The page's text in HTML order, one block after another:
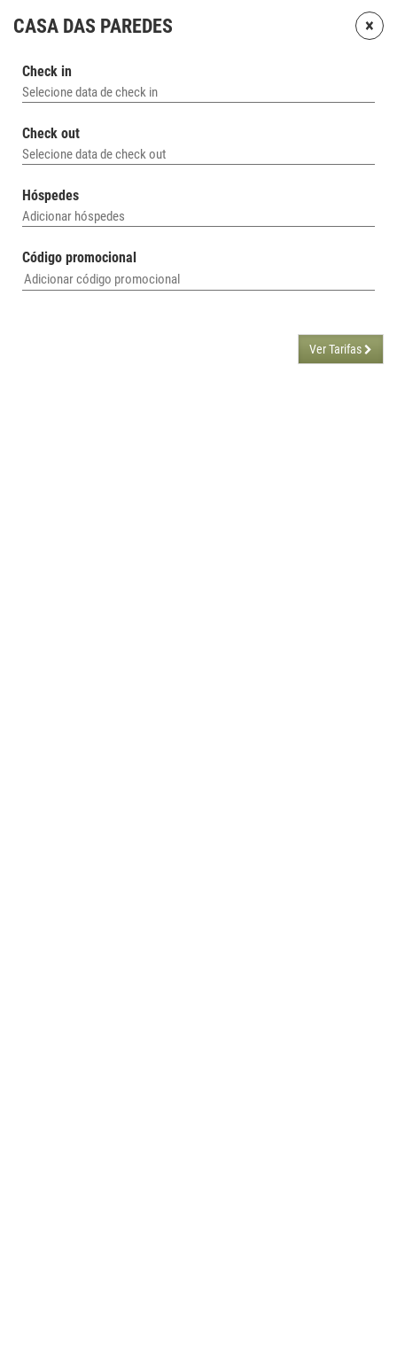
×
CASA DAS PAREDES
Check in
Selecione data de check in
Check out
Selecione data de check out
Hóspedes
Adicionar hóspedes
Código promocional
Ver Tarifas